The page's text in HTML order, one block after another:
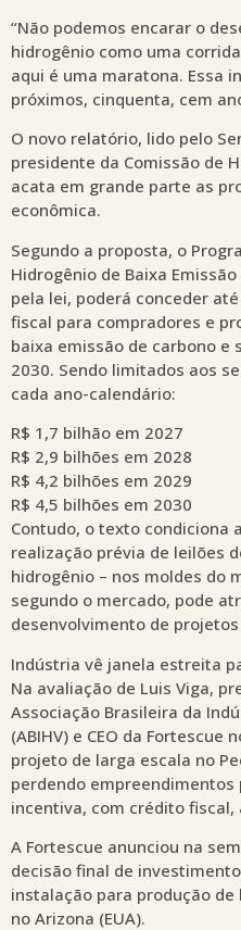
“Não podemos encarar o
hidrogênio como uma
aqui é uma maratona. Essa
próximos, cinquenta, cem
O novo relatório, lido pelo
presidente da Comissão de
acata em grande parte as
econômica.
Segundo a proposta, o
Hidrogênio de Baixa
pela lei, poderá conceder
fiscal para compradores e
baixa emissão de carbono e
2030. Sendo limitados aos
cada ano-calendário:
R$ 1,7 bilhão em 2027
R$ 2,9 bilhões em 2028
R$ 4,2 bilhões em 2029
R$ 4,5 bilhões em 2030
Contudo, o texto condiciona
realização prévia de leilões
hidrogênio – nos moldes do
segundo o mercado, pode
desenvolvimento de projetos
Indústria vê janela estreita
Na avaliação de Luis Viga,
Associação Brasileira da
(ABIHV) e CEO da Fortescue
projeto de larga escala no
perdendo empreendimentos
incentiva, com crédito
A Fortescue anunciou na
decisão final de
instalação para produção
no Arizona (EUA).